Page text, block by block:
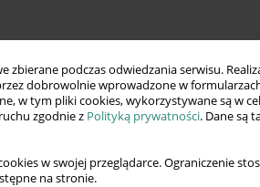
zbierane podczas odwiedzania serwisu.
dobrowolnie wprowadzone w
w tym pliki cookies, wykorzystywane są w
zgodnie z Polityką prywatności. Dane są
w swojej przeglądarce. Ograniczenie
na stronie.